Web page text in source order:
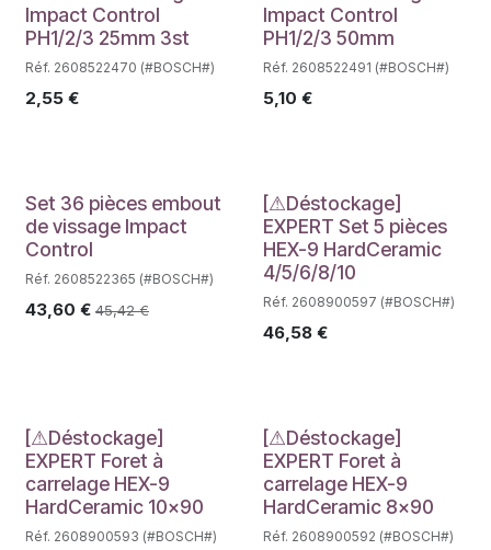
Impact Control
PH1/2/3 25mm 3st
Réf. 2608522470 (#BOSCH#)
2,55 €
Impact Control
PH1/2/3 50mm
Réf. 2608522491 (#BOSCH#)
5,10 €
Déstockage
Set 36 pièces embout
de vissage Impact
Control
Réf. 2608522365 (#BOSCH#)
43,60 € 45,42€
Déstockage
[⚠Déstockage]
EXPERT Set 5 pièces
HEX-9 HardCeramic
4/5/6/8/10
Réf. 2608900597 (#BOSCH#)
46,58€
Déstockage
[⚠Déstockage]
EXPERT Foret à
carrelage HEX-9
HardCeramic 10x90
Réf. 2608900593 (#BOSCH#)
Déstockage
[⚠Déstockage]
EXPERT Foret à
carrelage HEX-9
HardCeramic 8x90
Réf. 2608900592 (#BOSCH#)